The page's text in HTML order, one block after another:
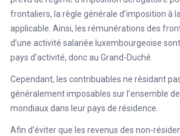
frontaliers, la règle générale d’imposition à
applicable. Ainsi, les rémunérations des
d’une activité salariée luxembourgeoise
pays d’activité, donc au Grand-Duché.
Cependant, les contribuables ne résidant
généralement imposables sur l’ensemble
mondiaux dans leur pays de résidence.
Afin d’éviter que les revenus des non-